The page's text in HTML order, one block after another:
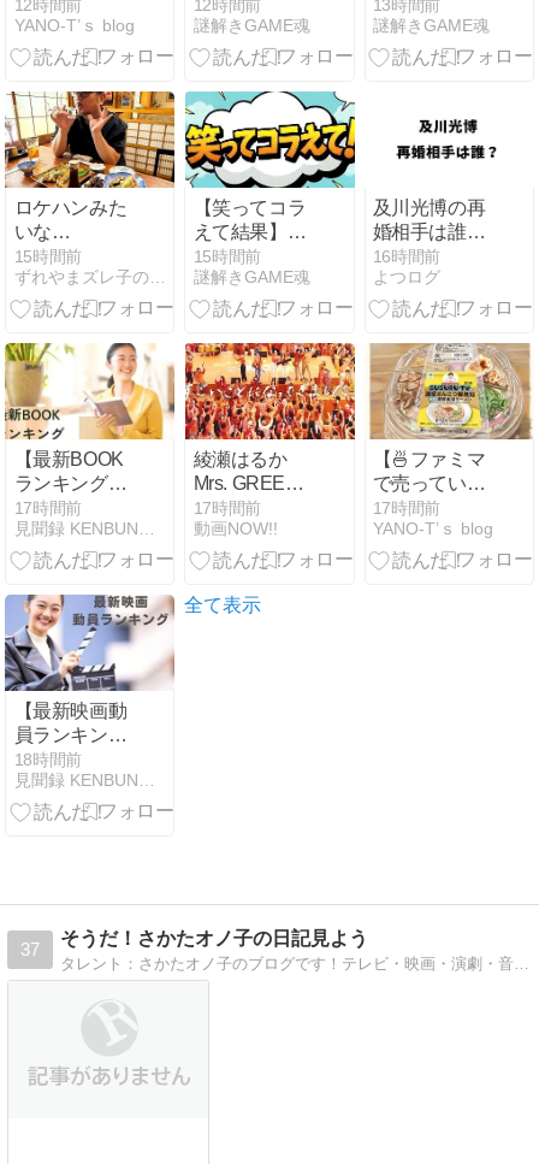
レンジ、これ
旨すぎてサイ
YouTuberリュ
ウジさんがア
レンジする
『鶏のたた
き』、うます
ぎ〜⁉️≪めちゃ
推し
YouTube≫
12時間前
YANO-T’ｓ blog
スパのエステ
サロンはど
スパ＆プリン
スと結果【8
月8日放送】
12時間前
謎解きGAME魂
は正解でき
た？クイズ悪
13時間前
謎解きGAME魂
ロケハンみた
いな…
15時間前
ずれやまズレ子のオシャベリなオシリ
【笑ってコラ
えて結果】新
潟「道の駅能
生」売上1位
はどれ？衝撃
BEST5まとめ
15時間前
謎解きGAME魂
及川光博の再
婚相手は誰？
顔画像や名
前・年齢・芸
能人なのか調
16時間前
よつログ
【最新BOOK
ランキング】
バレー女子日
本代表 石川真
佑選手初のフ
17時間前
見聞録 KENBUNROKU
綾瀬はるか
Mrs. GREEN
APPLE 大森元
貴 浜辺美波 鈴
木亮平 が出演
ール キリング
17時間前
動画NOW!!
【🍜ファミマ
で売っている
『濃厚とんこ
つ豚無双冷製
濃厚無双ラー
17時間前
YANO-T’ｓ blog
【最新映画動
員ランキン
グ】2026年公
開洋画作品
№1「スパイ
18時間前
見聞録 KENBUNROKU
全て表示
37
そうだ！さかたオノ子の日記見よう
タレント：さかたオノ子のブログです！テレビ・映画・演劇・音楽など出演情報から日々の小ネタまで紹介します。